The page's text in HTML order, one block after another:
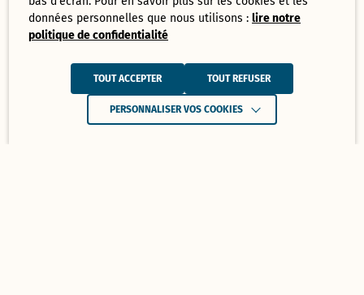
données personnelles que nous utilisons :lire notre
politique de confidentialité
TOUT ACCEPTER TOUT REFUSER
PERSONNALISER VOS COOKIES